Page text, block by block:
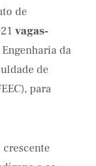
de
vagas-
da
de
para